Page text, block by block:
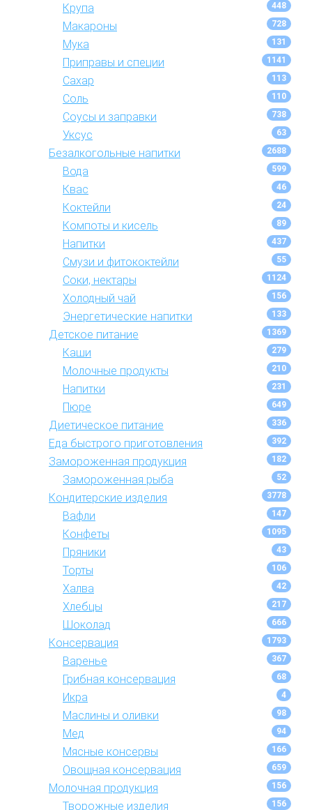
Крупа 448
Макароны 728
Мука 131
Приправы и специи 1141
Сахар 113
Соль 110
Соусы и заправки 738
Уксус 63
Безалкогольные напитки 2688
Вода 599
Квас 46
Коктейли 24
Компоты и кисель 89
Напитки 437
Смузи и фитококтейли 55
Соки, нектары 1124
Холодный чай 156
Энергетические напитки 133
Детское питание 1369
Каши 279
Молочные продукты 210
Напитки 231
Пюре 649
Диетическое питание 336
Еда быстрого приготовления 392
Замороженная продукция 182
Замороженная рыба 52
Кондитерские изделия 3778
Вафли 147
Конфеты 1095
Пряники 43
Торты 106
Халва 42
Хлебцы 217
Шоколад 666
Консервация 1793
Варенье 367
Грибная консервация 68
Икра 4
Маслины и оливки 98
Мед 94
Мясные консервы 166
Овощная консервация 659
Молочная продукция 156
Творожные изделия 156